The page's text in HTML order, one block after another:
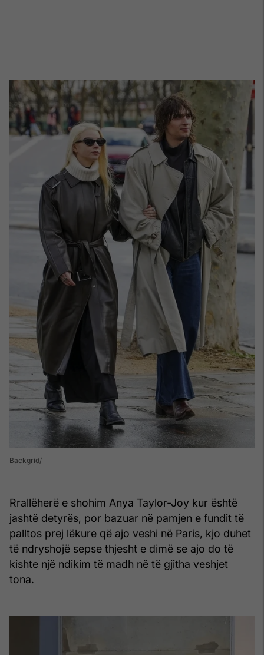
Backgrid
Rrallëherë e shohim Anya Taylor-Joy kur është
jashtë detyrës, por bazuar në pamjen e fundit të
palltos prej lëkure që ajo veshi në Paris, kjo duhet
të ndryshojë sepse thjesht e dimë se ajo do të
kishte një ndikim të madh në të gjitha veshjet
tona.